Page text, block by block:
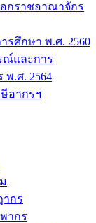
กราชอาณาจักร
ศึกษา พ.ศ. 2560
ณ์และการ
.ศ. 2564
อากรฯ
กร
ากร